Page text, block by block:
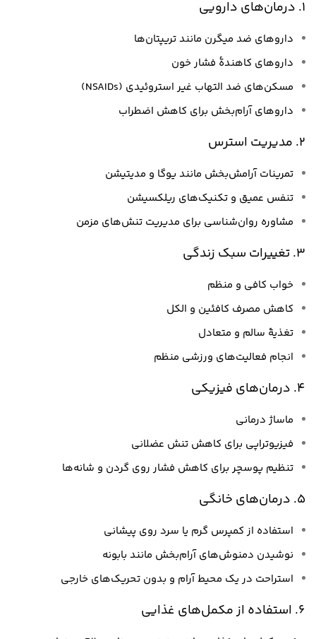
1. درمان‌های دارویی
داروهای ضد میگرن مانند تریپتان‌ها
داروهای کاهندهٔ فشار خون
مسکن‌های ضد التهاب غیر استروئیدی (NSAIDs)
داروهای آرام‌بخش برای کاهش اضطراب
2. مدیریت استرس
تمرینات آرامش‌بخش مانند یوگا و مدیتیشن
تنفس عمیق و تکنیک‌های ریلکسیشن
مشاوره روان‌شناسی برای مدیریت تنش‌های مزمن
3. تغییرات سبک زندگی
خواب کافی و منظم
کاهش مصرف کافئین و الکل
تغذیهٔ سالم و متعادل
انجام فعالیت‌های ورزشی منظم
4. درمان‌های فیزیکی
ماساژ درمانی
فیزیوتراپی برای کاهش تنش عضلانی
تنظیم پوسچر برای کاهش فشار روی گردن و شانه‌ها
5. درمان‌های خانگی
استفاده از کمپرس گرم یا سرد روی پیشانی
نوشیدن دمنوش‌های آرام‌بخش مانند بابونه
استراحت در یک محیط آرام و بدون تحریک‌های خارجی
6. استفاده از مکمل‌های غذایی